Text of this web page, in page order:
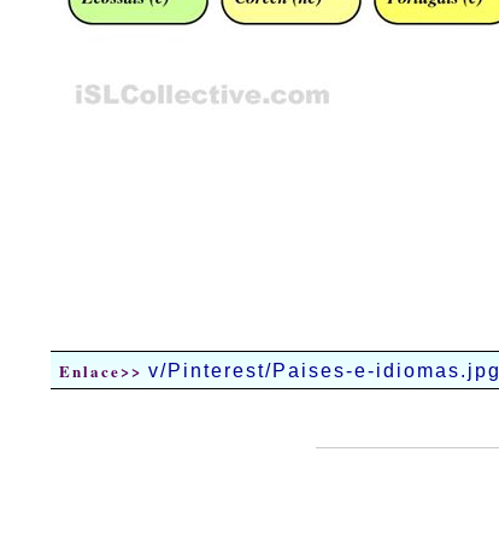
Enlace>> v/Pinterest/Paises-e-idiomas.jpg